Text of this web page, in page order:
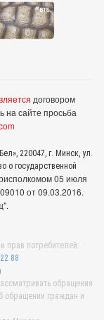
договором
на сайте просьба
220047, г. Минск, ул.
о государственной
05 июля
от 09.03.2016.
прав потребителей:
88
обращения
обращении граждан и